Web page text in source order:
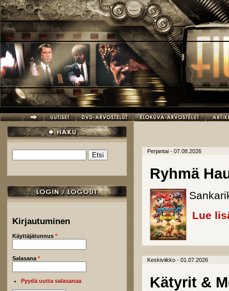
Hyppää pääsisältöön
Hakulomake
Kirjautuminen
Käyttäjätunnus *
Salasana *
Pyydä uutta salasanaa
Perjantai - 07.08.2026
Ryhmä
Lue
Keskiviikko - 01.07.2026
Kätyrit &